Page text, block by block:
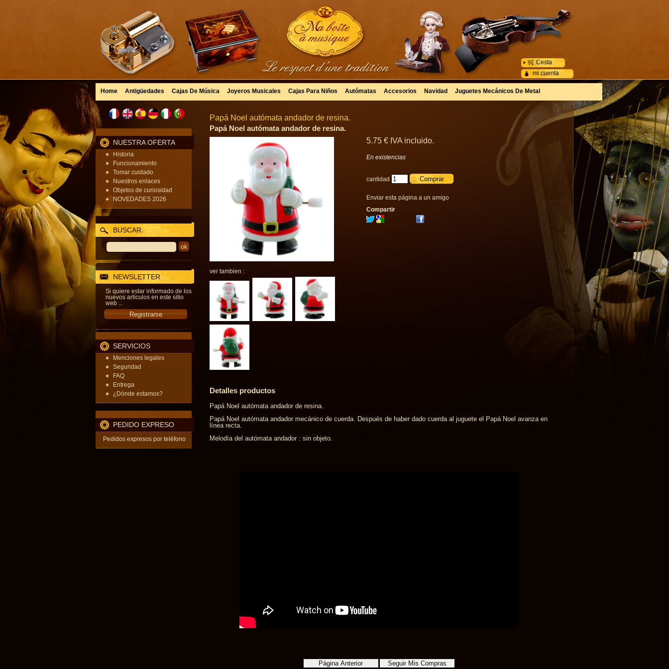
mi cuenta
Cesta
Home Antigüedades Cajas De Música Joyeros Musicales Cajas Para Niños Autómatas Accesorios Navidad Juguetes Mecánicos De Metal
NUESTRA OFERTA
Historia
Funcionamiento
Tomar cuidado
Nuestros enlaces
Objetos de curiosidad
NOVEDADES 2026
BUSCAR
NEWSLETTER
Si quiere estar informado de los
nuevos artículos en este sitio
web ...
SERVICIOS
Menciones legales
Seguridad
FAQ
Entrega
¿Dónde estamos?
PEDIDO EXPRESO
Pedidos expresos por teléfono
Papá Noel autómata andador de resina.
Papá Noel autómata andador de resina.
ver tambien :
5.75 € IVA incluido.
En existencias
cantidad
Enviar esta página a un amigo
Compartir
Detalles productos
Papá Noel autómata andador de resina.
Papá Noel autómata andador mecánico de cuerda. Después de haber dado cuerda al juguete el Papá Noel avanza en
línea recta.
Melodía del autómata andador : sin objeto.